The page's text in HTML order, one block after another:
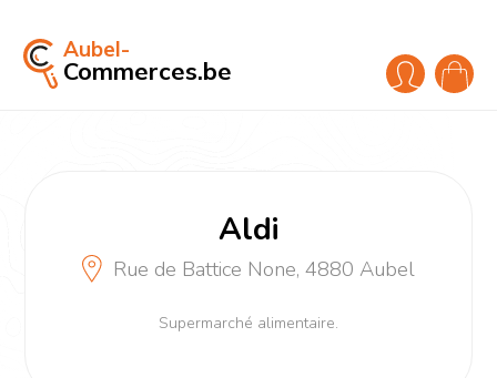
Aubel-
Commerces.be
Aldi
Rue de Battice None, 4880 Aubel
Supermarché alimentaire.